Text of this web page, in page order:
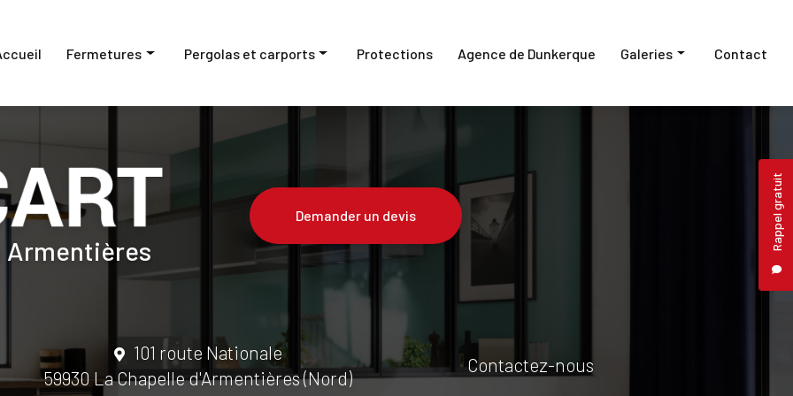
Rappel gratuit
Fermetures
Volets
Portes de garage
Portails
Pergolas et carports
Carports
Protections Agence de Dunkerque Galeries Contact
Armentières
Demander un devis
101 route Nationale
59930 La Chapelle d'Armentières (Nord)
Contactez-nous